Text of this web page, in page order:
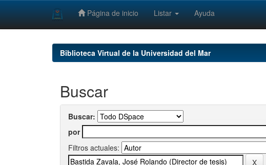
Página de inicio Listar Ayuda
Biblioteca Virtual de la Universidad del Mar
Buscar
Buscar:
por
Filtros actuales: